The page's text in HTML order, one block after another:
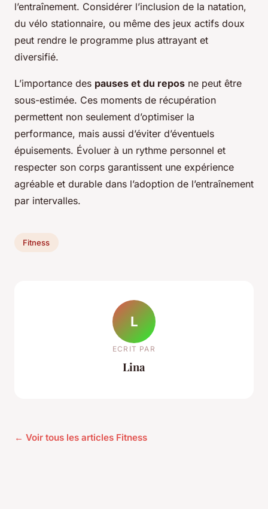
l’entraînement. Considérer l’inclusion de la natation,
du vélo stationnaire, ou même des jeux actifs doux
peut rendre le programme plus attrayant et
diversifié.
L’importance des pauses et du repos ne peut être
sous-estimée. Ces moments de récupération
permettent non seulement d’optimiser la
performance, mais aussi d’éviter d’éventuels
épuisements. Évoluer à un rythme personnel et
respecter son corps garantissent une expérience
agréable et durable dans l’adoption de l’entraînement
par intervalles.
Fitness
L
ECRIT PAR
Lina
← Voir tous les articles Fitness